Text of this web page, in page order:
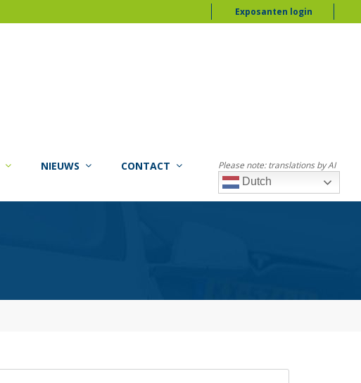
Exposanten login
NIEUWS CONTACT
Dutch
Please note: translations by AI